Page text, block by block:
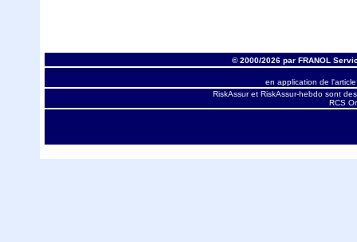
© 2000/2026 par FRANOL
en application de
RiskAssur et RiskAssur-hebdo sont
RCS